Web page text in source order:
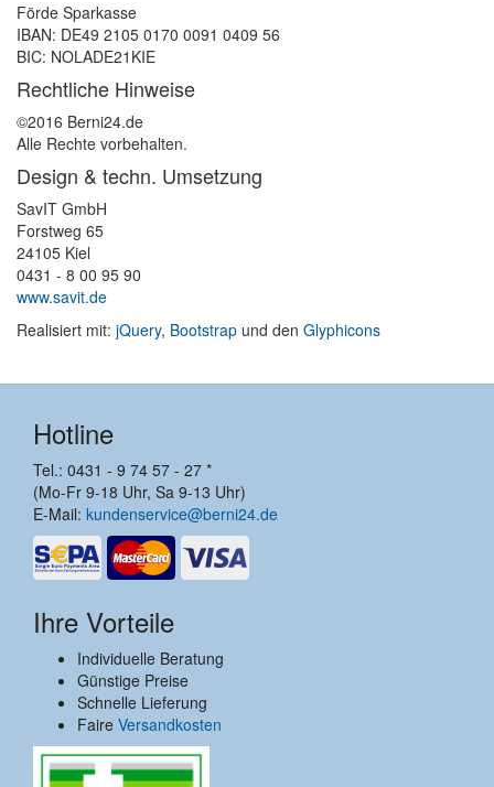
Förde Sparkasse
IBAN: DE49 2105 0170 0091 0409 56
BIC: NOLADE21KIE
Rechtliche Hinweise
©2016 Berni24.de
Alle Rechte vorbehalten.
Design & techn. Umsetzung
SavIT GmbH
Forstweg 65
24105 Kiel
0431 - 8 00 95 90
www.savit.de
Realisiert mit: jQuery, Bootstrap und den Glyphicons
Hotline
Tel.: 0431 - 9 74 57 - 27 *
(Mo-Fr 9-18 Uhr, Sa 9-13 Uhr)
E-Mail: kundenservice@berni24.de
Ihre Vorteile
Individuelle Beratung
Günstige Preise
Schnelle Lieferung
Faire Versandkosten